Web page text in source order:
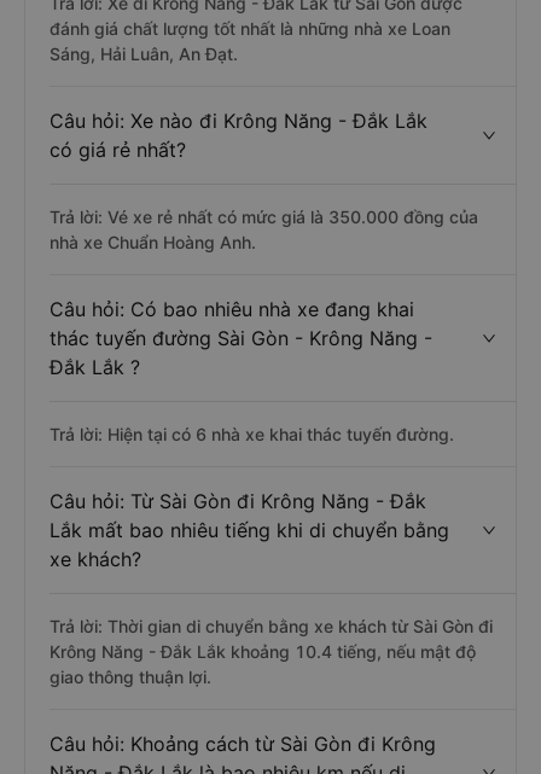
đánh giá chất lượng tốt nhất là những nhà xe Loan
Sáng, Hải Luân, An Đạt.
Câu hỏi: Xe nào đi Krông Năng - Đắk Lắk
có giá rẻ nhất?
Trả lời: Vé xe rẻ nhất có mức giá là 350.000 đồng của
nhà xe Chuẩn Hoàng Anh.
Câu hỏi: Có bao nhiêu nhà xe đang khai
thác tuyến đường Sài Gòn - Krông Năng -
Đắk Lắk ?
Trả lời: Hiện tại có 6 nhà xe khai thác tuyến đường.
Câu hỏi: Từ Sài Gòn đi Krông Năng - Đắk
Lắk mất bao nhiêu tiếng khi di chuyển bằng
xe khách?
Trả lời: Thời gian di chuyển bằng xe khách từ Sài Gòn đi
Krông Năng - Đắk Lắk khoảng 10.4 tiếng, nếu mật độ
giao thông thuận lợi.
Câu hỏi: Khoảng cách từ Sài Gòn đi Krông